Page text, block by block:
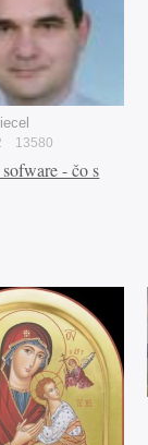
13580
- čo s